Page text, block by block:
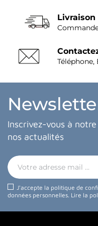
Livraison
Inscrivez-vous à
nos actualités
J'accepte la politique de
données personnelles. Lire la